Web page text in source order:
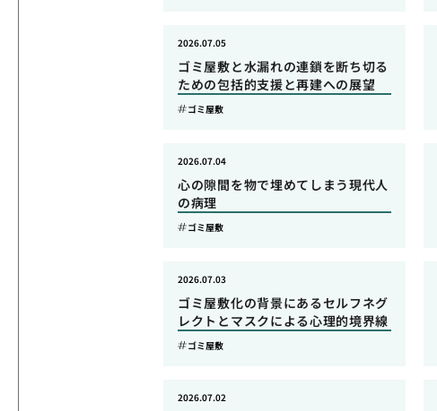
ゴミ屋敷と水漏れの連鎖を断ち切る
ための包括的支援と再建への展望
2026.07.05
ゴミ屋敷
心の隙間を物で埋めてしまう現代人
の病理
2026.07.04
ゴミ屋敷
ゴミ屋敷化の背景にあるセルフネグ
レクトとマスクによる心理的境界線
2026.07.03
ゴミ屋敷
2026.07.02